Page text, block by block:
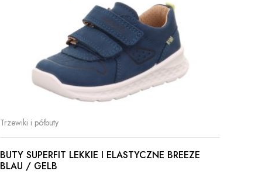
Trzewiki i półbuty
BUTY SUPERFIT LEKKIE I ELASTYCZNE BREEZE
BLAU / GELB